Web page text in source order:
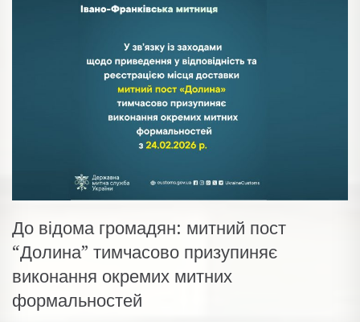
До відома громадян: митний пост
“Долина” тимчасово призупиняє
виконання окремих митних
формальностей